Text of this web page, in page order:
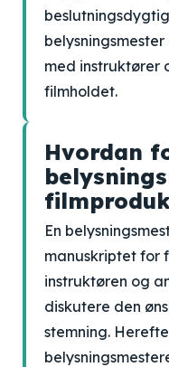
med instruktører
filmholdet.
Hvordan
En
manuskriptet for
instruktøren og
diskutere den
stemning.